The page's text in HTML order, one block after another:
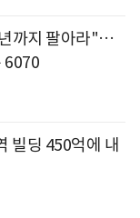
까지 팔아라"…
6070
빌딩 450억에 내